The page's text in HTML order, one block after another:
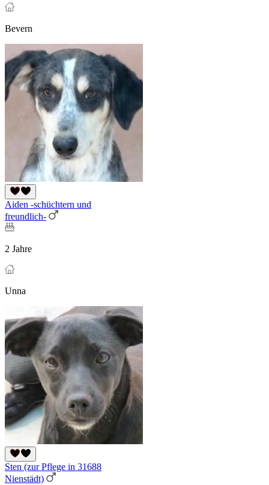
Bevern
Aiden -schüchtern und
freundlich-
2 Jahre
Unna
Sten (zur Pflege in 31688
Nienstädt)